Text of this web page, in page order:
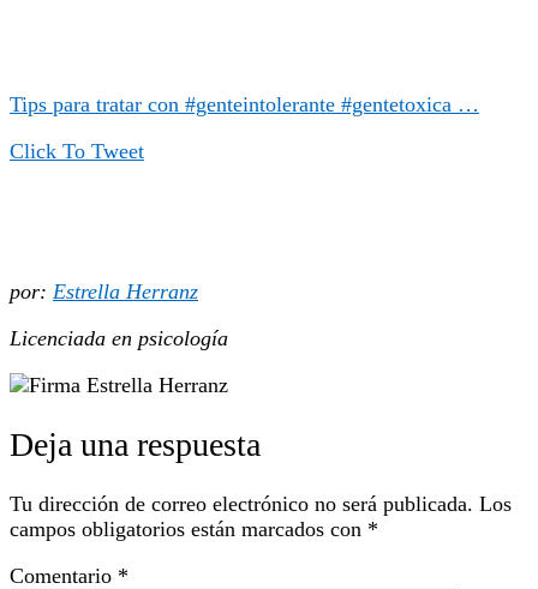
Tips para tratar con #genteintolerante #gentetoxica …
Click To Tweet
por: Estrella Herranz
Licenciada en psicología
Deja una respuesta
Tu dirección de correo electrónico no será publicada. Los
campos obligatorios están marcados con *
Comentario *